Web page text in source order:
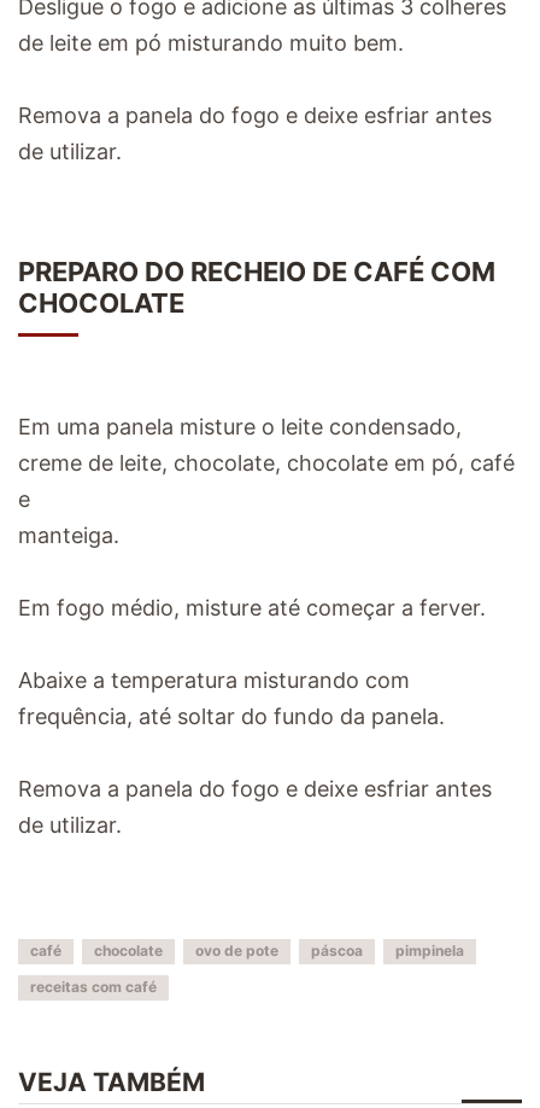
Desligue o fogo e adicione as últimas 3 colheres
de leite em pó misturando muito bem.
Remova a panela do fogo e deixe esfriar antes
de utilizar.
PREPARO DO RECHEIO DE CAFÉ COM
CHOCOLATE
Em uma panela misture o leite condensado,
creme de leite, chocolate, chocolate em pó, café
e
manteiga.
Em fogo médio, misture até começar a ferver.
Abaixe a temperatura misturando com
frequência, até soltar do fundo da panela.
Remova a panela do fogo e deixe esfriar antes
de utilizar.
café chocolate ovo de pote páscoa
pimpinela
receitas com café
VEJA TAMBÉM